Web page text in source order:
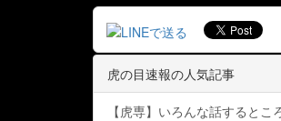
虎の目速報の人気記事
【虎専】いろんな話するとこ